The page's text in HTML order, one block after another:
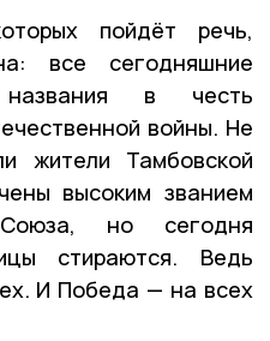
пойдёт речь,
все сегодняшние
в честь
войны. Не
жители Тамбовской
высоким званием
но сегодня
стираются. Ведь
И Победа — на всех